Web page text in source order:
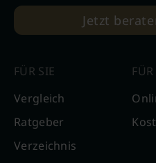
Jetzt
FÜR SIE
Vergleich
Ratgeber
Verzeichnis